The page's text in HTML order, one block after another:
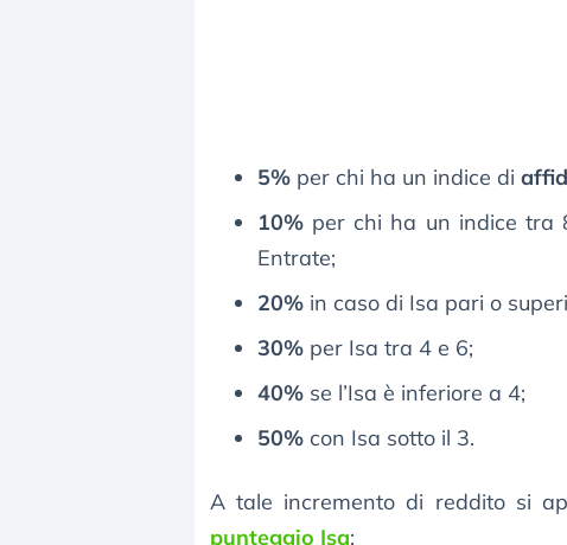
5% per chi ha un indice di
10% per chi ha un indice tra
Entrate;
20% in caso di Isa pari o
30% per Isa tra 4 e 6;
40% se l’Isa è inferiore a 4;
50% con Isa sotto il 3.
A tale incremento di reddito si
punteggio Isa: